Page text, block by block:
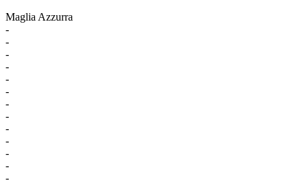
Maglia Azzurra
-
-
-
-
-
-
-
-
-
-
-
-
-